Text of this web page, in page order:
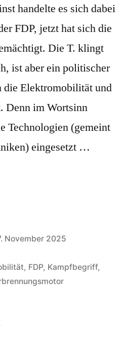
handelte es sich dabei
FDP, jetzt hat sich die
Die T. klingt
ist aber ein politischer
Elektromobilität und
Denn im Wortsinn
Technologien (gemeint
eingesetzt …
November 2025
, FDP, Kampfbegriff,